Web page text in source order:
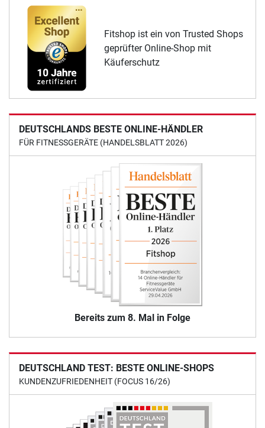
Fitshop ist ein von Trusted Shops
geprüfter Online-Shop mit
Käuferschutz
DEUTSCHLANDS BESTE ONLINE-HÄNDLER
FÜR FITNESSGERÄTE (HANDELSBLATT 2026)
Bereits zum 8. Mal in Folge
DEUTSCHLAND TEST: BESTE ONLINE-SHOPS
KUNDENZUFRIEDENHEIT (FOCUS 16/26)